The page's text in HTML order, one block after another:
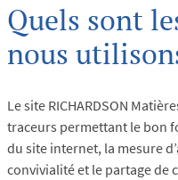
Quels sont
nous
Le site RICHARDSON
traceurs permettant le bon
du site internet, la mesure
convivialité et le partage de